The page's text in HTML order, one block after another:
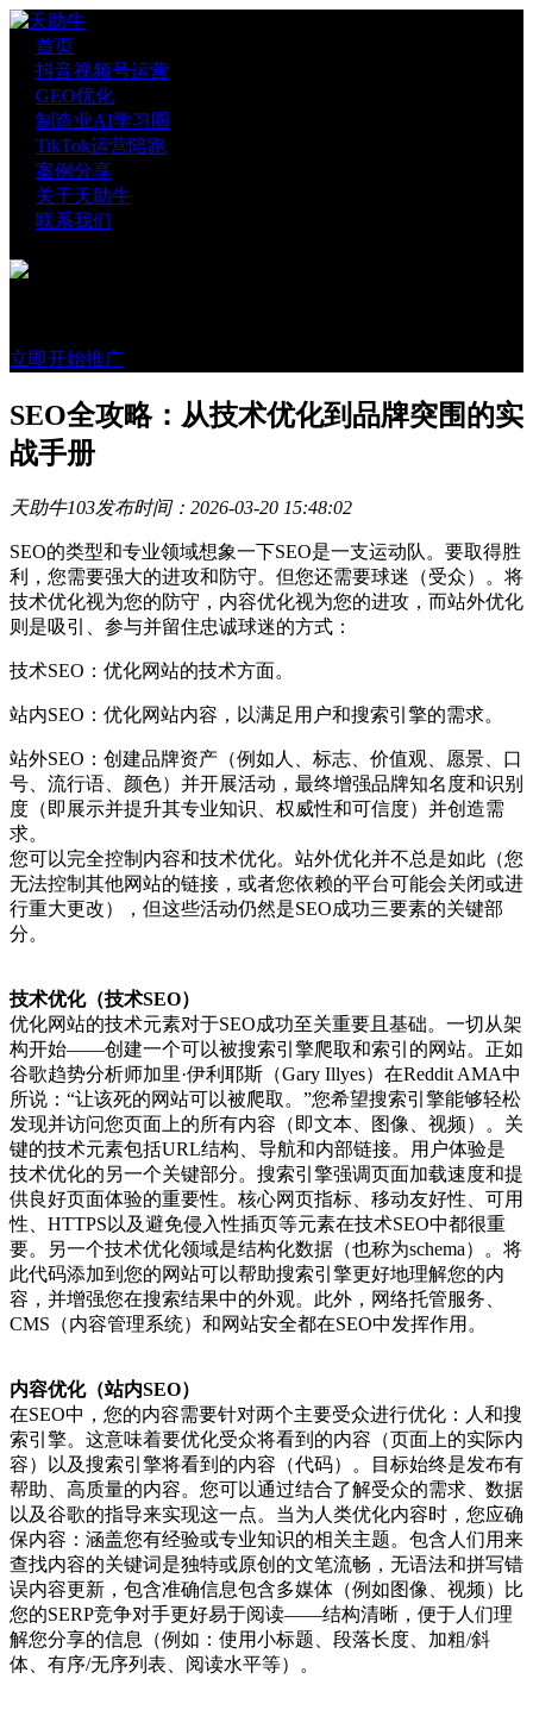
首页
抖音视频号运营
GEO优化
制造业AI学习圈
TikTok运营陪跑
案例分享
关于天助牛
联系我们
立即开始推广
SEO全攻略：从技术优化到品牌突围的实
战手册
天助牛103发布时间：2026-03-20 15:48:02
SEO的类型和专业领域想象一下SEO是一支运动队。要取得胜
利，您需要强大的进攻和防守。但您还需要球迷（受众）。将
技术优化视为您的防守，内容优化视为您的进攻，而站外优化
则是吸引、参与并留住忠诚球迷的方式：
技术SEO：优化网站的技术方面。
站内SEO：优化网站内容，以满足用户和搜索引擎的需求。
站外SEO：创建品牌资产（例如人、标志、价值观、愿景、口
号、流行语、颜色）并开展活动，最终增强品牌知名度和识别
度（即展示并提升其专业知识、权威性和可信度）并创造需
求。
您可以完全控制内容和技术优化。站外优化并不总是如此（您
无法控制其他网站的链接，或者您依赖的平台可能会关闭或进
行重大更改），但这些活动仍然是SEO成功三要素的关键部
分。
技术优化（技术SEO）
优化网站的技术元素对于SEO成功至关重要且基础。一切从架
构开始——创建一个可以被搜索引擎爬取和索引的网站。正如
谷歌趋势分析师加里·伊利耶斯（Gary Illyes）在Reddit AMA中
所说：“让该死的网站可以被爬取。”您希望搜索引擎能够轻松
发现并访问您页面上的所有内容（即文本、图像、视频）。关
键的技术元素包括URL结构、导航和内部链接。用户体验是
技术优化的另一个关键部分。搜索引擎强调页面加载速度和提
供良好页面体验的重要性。核心网页指标、移动友好性、可用
性、HTTPS以及避免侵入性插页等元素在技术SEO中都很重
要。另一个技术优化领域是结构化数据（也称为schema）。将
此代码添加到您的网站可以帮助搜索引擎更好地理解您的内
容，并增强您在搜索结果中的外观。此外，网络托管服务、
CMS（内容管理系统）和网站安全都在SEO中发挥作用。
内容优化（站内SEO）
在SEO中，您的内容需要针对两个主要受众进行优化：人和搜
索引擎。这意味着要优化受众将看到的内容（页面上的实际内
容）以及搜索引擎将看到的内容（代码）。目标始终是发布有
帮助、高质量的内容。您可以通过结合了解受众的需求、数据
以及谷歌的指导来实现这一点。当为人类优化内容时，您应确
保内容：涵盖您有经验或专业知识的相关主题。包含人们用来
查找内容的关键词是独特或原创的文笔流畅，无语法和拼写错
误内容更新，包含准确信息包含多媒体（例如图像、视频）比
您的SERP竞争对手更好易于阅读——结构清晰，便于人们理
解您分享的信息（例如：使用小标题、段落长度、加粗/斜
体、有序/无序列表、阅读水平等）。